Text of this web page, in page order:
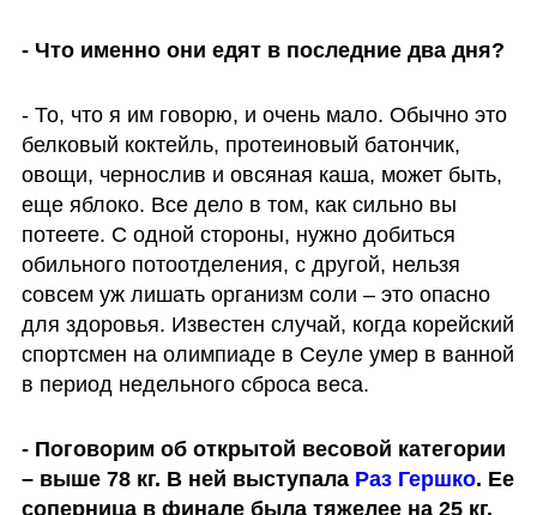
- Что именно они едят в последние два дня?
- То, что я им говорю, и очень мало. Обычно это
белковый коктейль, протеиновый батончик,
овощи, чернослив и овсяная каша, может быть,
еще яблоко. Все дело в том, как сильно вы
потеете. С одной стороны, нужно добиться
обильного потоотделения, с другой, нельзя
совсем уж лишать организм соли – это опасно
для здоровья. Известен случай, когда корейский
спортсмен на олимпиаде в Сеуле умер в ванной
в период недельного сброса веса.
- Поговорим об открытой весовой категории
– выше 78 кг. В ней выступала Раз Гершко. Ее
соперница в финале была тяжелее на 25 кг.